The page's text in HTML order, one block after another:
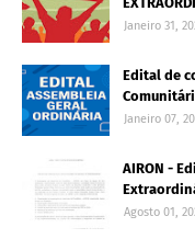
Janeiro 31,
Edital de
Janeiro 07,
AIRON -
Agosto 01,